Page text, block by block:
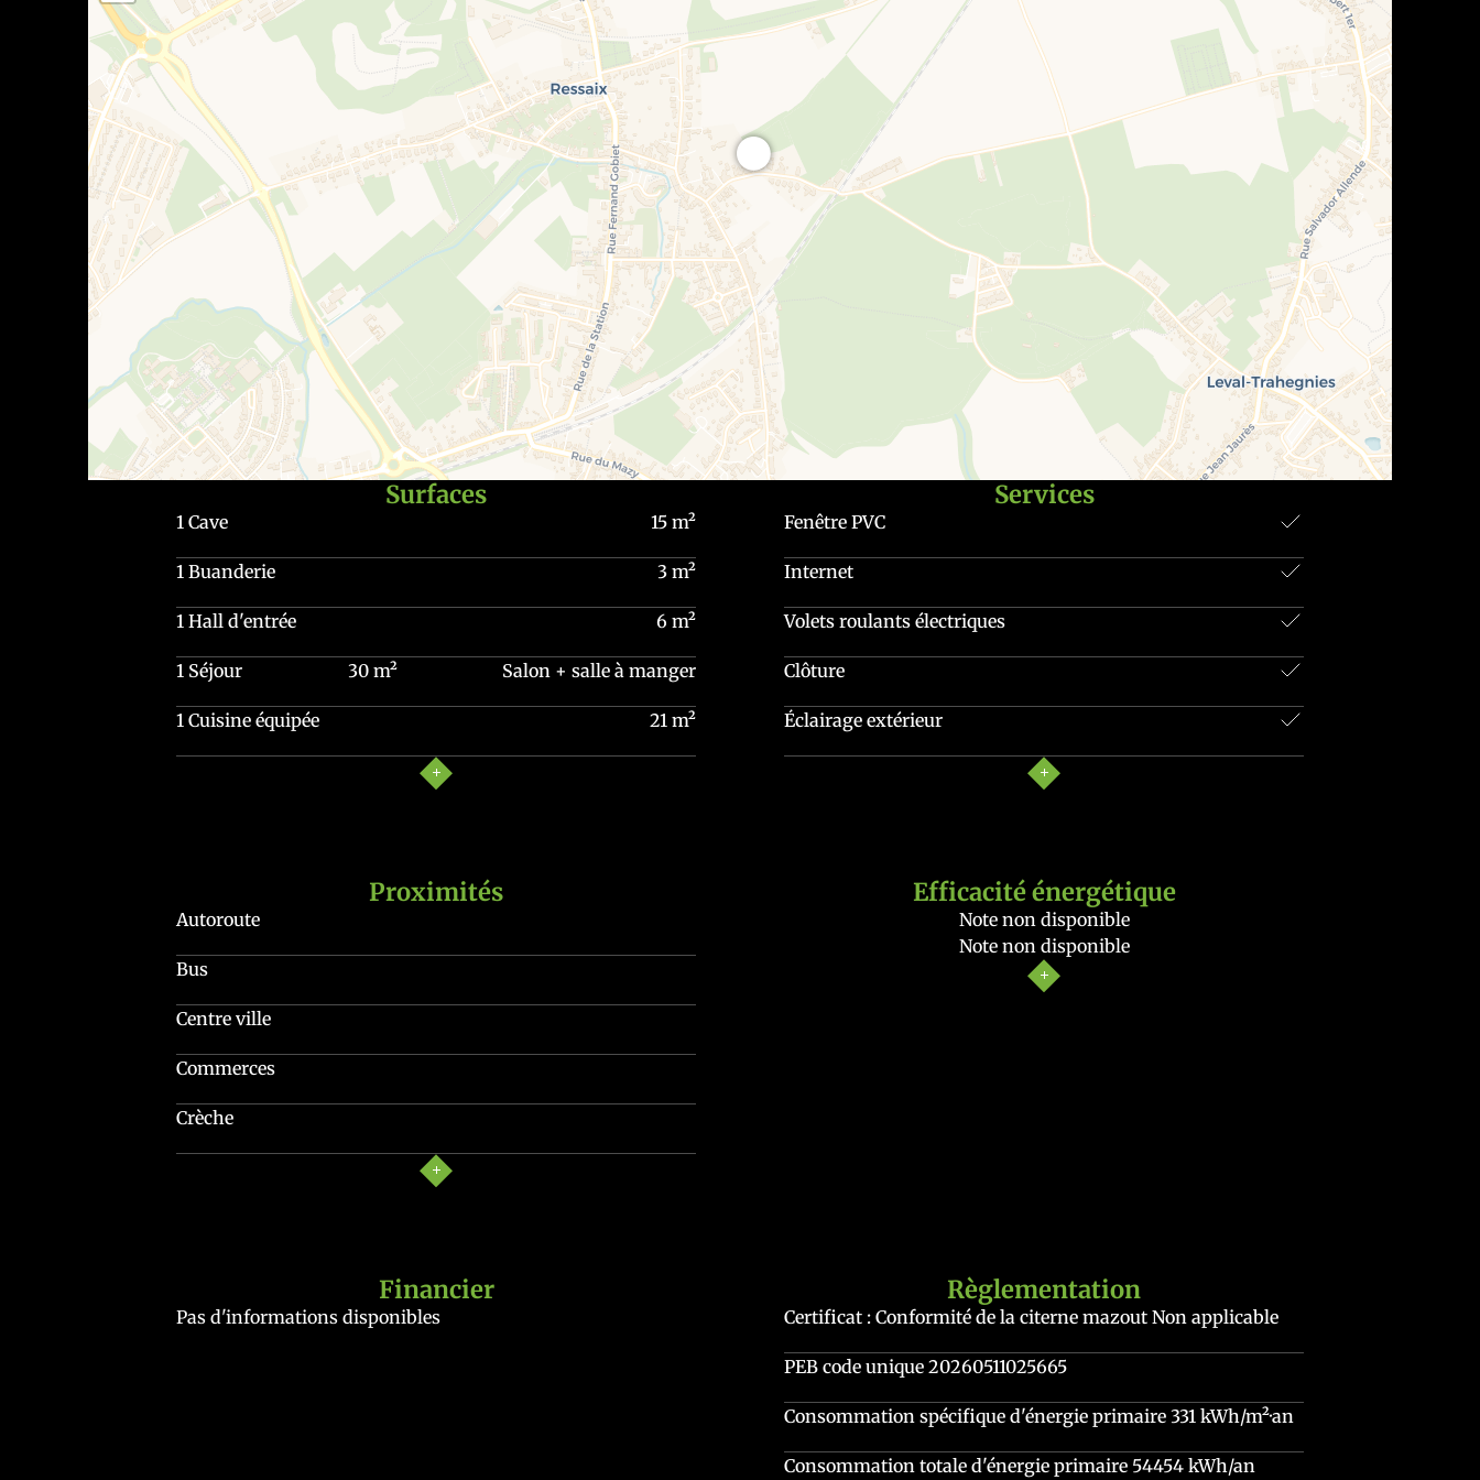
• Ambiance moderne et matériaux de qualité
• Jardin intime et terrasse conviviale
• Parking + passage latéral
• 3 chambres + dressing
• Aucuns travaux à prévoir
Pour toute information ou pour organiser une visite, contactez nous sans attendre !
Prix de départ : 310.000 €
Informations communiquées à titre indicatif et non contractuel.
Le(s) propriétaire(s) se réserve(nt) le droit d’apprécier la hauteur et la qualité des offres et retiendra(ont) celle qui lui(leur) conviendra le mieux selon
ses(leurs) critères.
Surfaces
1 Cave 15 m²
1 Buanderie 3 m²
1 Hall d'entrée 6 m²
1 Séjour 30 m² Salon + salle à manger
1 Cuisine équipée 21 m²
Services
Fenêtre PVC
Internet
Volets roulants électriques
Clôture
Éclairage extérieur
Proximités
Autoroute
Bus
Centre ville
Commerces
Crèche
Efficacité énergétique
Note non disponible
Note non disponible
Financier
Pas d'informations disponibles
Règlementation
Certificat : Conformité de la citerne mazout Non applicable
PEB code unique 20260511025665
Consommation spécifique d'énergie primaire 331 kWh/m²·an
Consommation totale d'énergie primaire 54454 kWh/an